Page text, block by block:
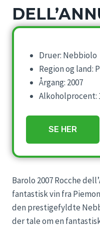
Druer: Nebbiolo
Region og land:
Årgang: 2007
Alkoholprocent:
SE HER
Barolo 2007 Rocche
fantastisk vin fra
den prestigefyldte
der tale om en